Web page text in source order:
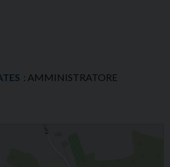
: AMMINISTRATORE
CASTELFIDARDO